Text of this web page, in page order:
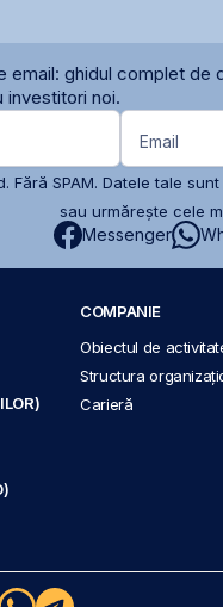
email: ghidul complet de
noi.
Email
Fără SPAM. Datele tale
sau urmărește cele
Messenger
COMPANIE
Obiectul de
Structura
Carieră